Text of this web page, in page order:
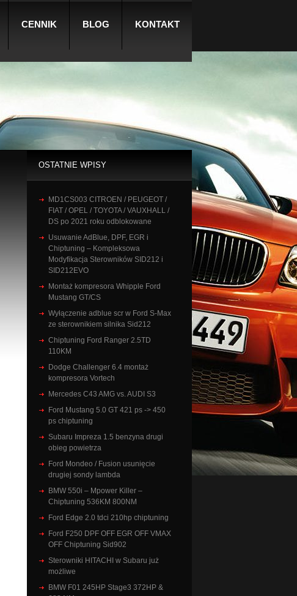
CENNIK BLOG KONTAKT
OSTATNIE WPISY
MD1CS003 CITROEN / PEUGEOT /
FIAT / OPEL / TOYOTA / VAUXHALL /
DS po 2021 roku odblokowane
Usuwanie AdBlue, DPF, EGR i
Chiptuning – Kompleksowa
Modyfikacja Sterowników SID212 i
SID212EVO
Montaż kompresora Whipple Ford
Mustang GT/CS
Wyłączenie adblue scr w Ford S-Max
ze sterownikiem silnika Sid212
Chiptuning Ford Ranger 2.5TD
110KM
Dodge Challenger 6.4 montaż
kompresora Vortech
Mercedes C43 AMG vs. AUDI S3
Ford Mustang 5.0 GT 421 ps -> 450
ps chiptuning
Subaru Impreza 1.5 benzyna drugi
obieg powietrza
Ford Mondeo / Fusion usunięcie
drugiej sondy lambda
BMW 550i – Mpower Killer –
Chiptuning 536KM 800NM
Ford Edge 2.0 tdci 210hp chiptuning
Ford F250 DPF OFF EGR OFF VMAX
OFF Chiptuning Sid902
Sterowniki HITACHI w Subaru już
możliwe
BMW F01 245HP Stage3 372HP &